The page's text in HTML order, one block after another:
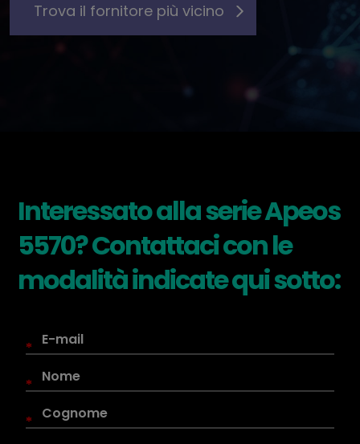
Trova il fornitore più vicino
Interessato alla serie Apeos
5570? Contattaci con le
modalità indicate qui sotto:
*
*
*